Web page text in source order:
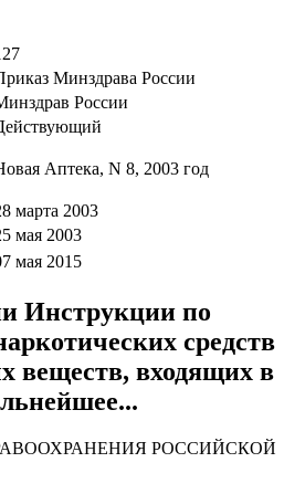
Минздрава России
России
Аптека, N 8, 2003 год
марта 2003
мая 2003
мая 2015
Инструкции по
средств
веществ, входящих в
РОССИЙСКОЙ